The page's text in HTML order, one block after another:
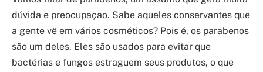
dúvida e preocupação. Sabe aqueles conservantes que
a gente vê em vários cosméticos? Pois é, os parabenos
são um deles. Eles são usados para evitar que
bactérias e fungos estraguem seus produtos, o que